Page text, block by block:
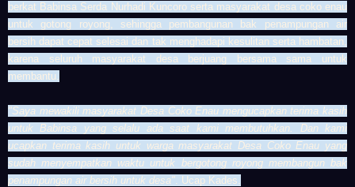
berkat Babinsa Serda Nurhadi Kuncoro serta masyarakat desa coko enau
untuk gotong royong, sehingga pembangunan bak penampungan air
bersih dapat cepat selesai dan tak menghadapi kesulitan serta hambatan,
karena seluruh masyarakat desa berjuang bersama sama untuk
membantu.
"Saya mewakili masyarakat Desa Coko Enau mengucapkan terima kasih
untuk Babinsa yang selalu ada saat kami membutuhkan. Dan kami
ucapkan terima kasih untuk warga masyarakat Desa Coko Enau yang
sudah menyempatkan waktu untuk bergotong royong membangun bak
penampungan air bersih untuk desa" . Ucap Kades.